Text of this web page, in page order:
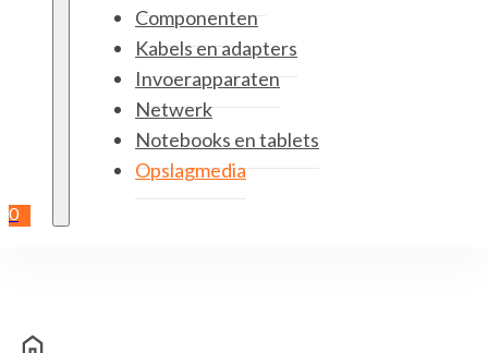
0
Componenten
Kabels en adapters
Invoerapparaten
Netwerk
Notebooks en tablets
Opslagmedia